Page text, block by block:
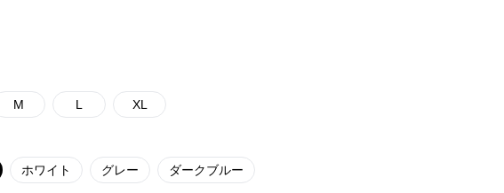
M L XL
ホワイト グレー ダークブルー